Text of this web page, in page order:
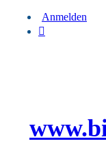
Anmelden